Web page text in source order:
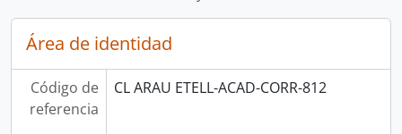
Área de identidad
Código de
referencia
CL ARAU ETELL-ACAD-CORR-812